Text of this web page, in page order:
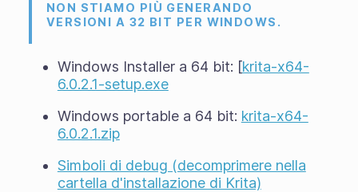
NON STIAMO PIÙ GENERANDO
VERSIONI A 32 BIT PER WINDOWS.
Windows Installer a 64 bit: [krita-x64-
6.0.2.1-setup.exe
Windows portable a 64 bit: krita-x64-
6.0.2.1.zip
Simboli di debug (decomprimere nella
cartella d'installazione di Krita)